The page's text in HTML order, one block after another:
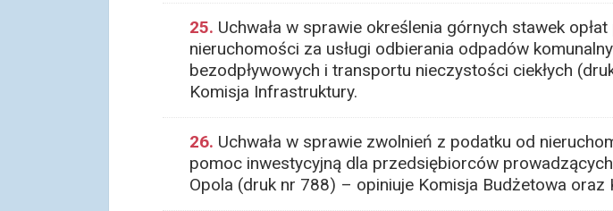
25. Uchwała w sprawie określenia górnych stawek
nieruchomości za usługi odbierania odpadów
bezodpływowych i transportu nieczystości ciekłych
Komisja Infrastruktury.
26. Uchwała w sprawie zwolnień z podatku od
pomoc inwestycyjną dla przedsiębiorców
Opola (druk nr 788) – opiniuje Komisja Budżetowa oraz